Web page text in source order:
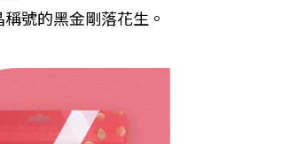
號的黑金剛落花生。